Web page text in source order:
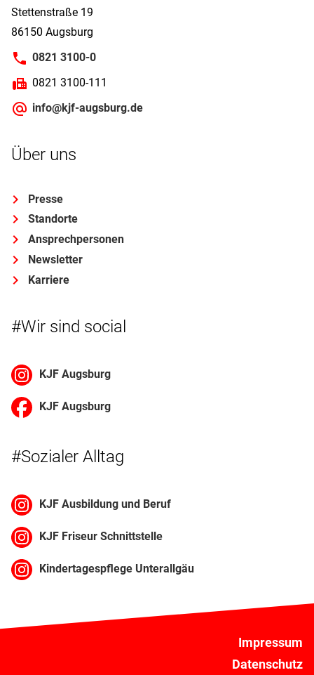
Stettenstraße 19
86150 Augsburg
0821 3100-0
0821 3100-111
info@kjf-augsburg.de
Über uns
Presse
Standorte
Ansprechpersonen
Newsletter
Karriere
#Wir sind social
KJF Augsburg
KJF Augsburg
#Sozialer Alltag
KJF Ausbildung und Beruf
KJF Friseur Schnittstelle
Kindertagespflege Unterallgäu
Impressum
Datenschutz